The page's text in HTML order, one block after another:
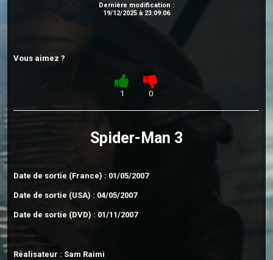
Dernière modification :
19/12/2025 à 23:09:06
Vous aimez ?
1 0
Spider-Man 3
Date de sortie (France) : 01/05/2007
Date de sortie (USA) : 04/05/2007
Date de sortie (DVD) : 01/11/2007
Réalisateur : Sam Raimi